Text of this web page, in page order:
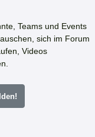
Teams und Events
sich im Forum
Videos